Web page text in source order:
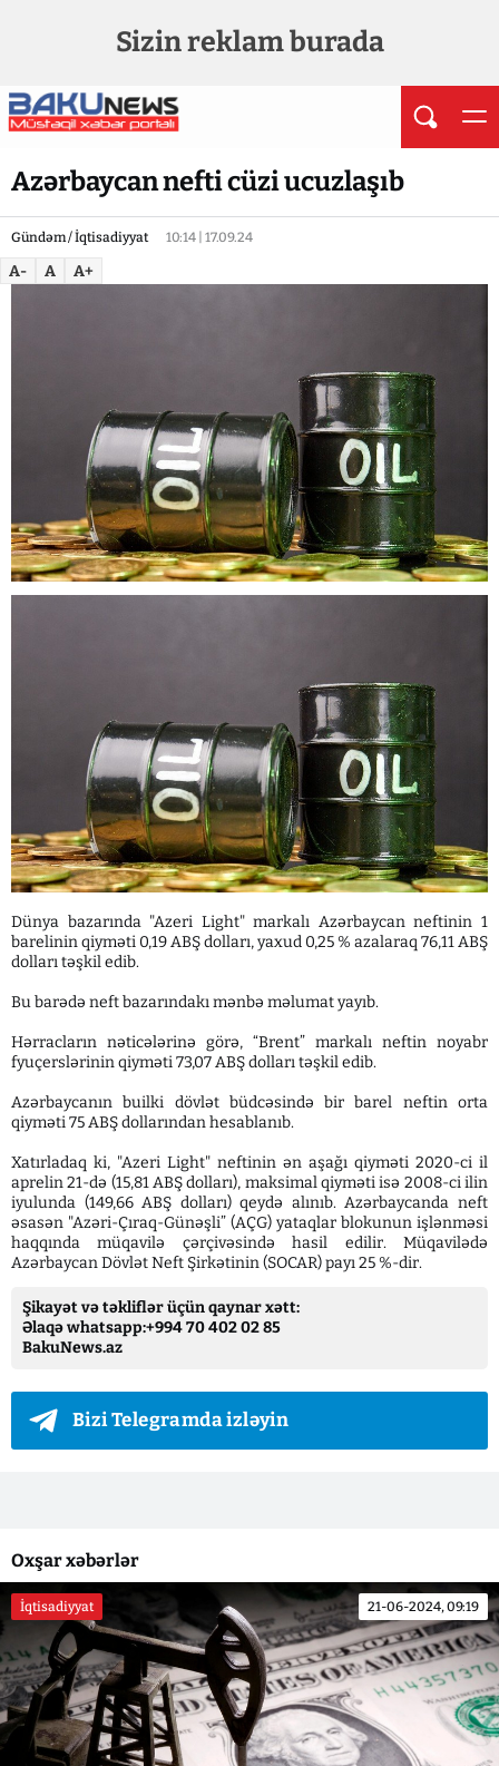
Sizin reklam burada
Azərbaycan nefti cüzi ucuzlaşıb
Gündəm / İqtisadiyyat 10:14 | 17.09.24
A- A A+
Dünya bazarında "Azeri Light" markalı Azərbaycan neftinin 1
barelinin qiyməti 0,19 ABŞ dolları, yaxud 0,25 % azalaraq 76,11 ABŞ
dolları təşkil edib.
Bu barədə neft bazarındakı mənbə məlumat yayıb.
Hərracların nəticələrinə görə, “Brent” markalı neftin noyabr
fyuçerslərinin qiyməti 73,07 ABŞ dolları təşkil edib.
Azərbaycanın builki dövlət büdcəsində bir barel neftin orta
qiyməti 75 ABŞ dollarından hesablanıb.
Xatırladaq ki, "Azeri Light" neftinin ən aşağı qiyməti 2020-ci il
aprelin 21-də (15,81 ABŞ dolları), maksimal qiyməti isə 2008-ci ilin
iyulunda (149,66 ABŞ dolları) qeydə alınıb. Azərbaycanda neft
əsasən "Azəri-Çıraq-Günəşli” (AÇG) yataqlar blokunun işlənməsi
haqqında müqavilə çərçivəsində hasil edilir. Müqavilədə
Azərbaycan Dövlət Neft Şirkətinin (SOCAR) payı 25 %-dir.
Şikayət və təkliflər üçün qaynar xətt:
Əlaqə whatsapp:+994 70 402 02 85
BakuNews.az
Bizi Telegramda izləyin
Oxşar xəbərlər
İqtisadiyyat 21-06-2024, 09:19